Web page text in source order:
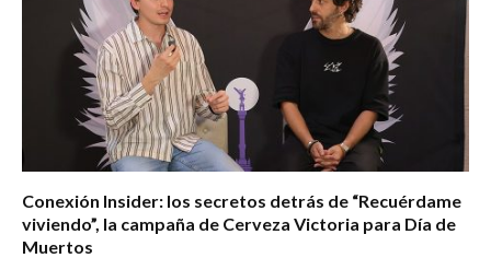
Conexión Insider: los secretos detrás de “Recuérdame
viviendo”, la campaña de Cerveza Victoria para Día de
Muertos